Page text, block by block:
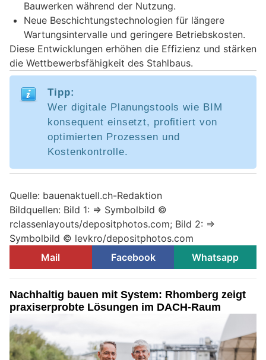
Bauwerken während der Nutzung.
Neue Beschichtungstechnologien für längere
Wartungsintervalle und geringere Betriebskosten.
Diese Entwicklungen erhöhen die Effizienz und stärken
die Wettbewerbsfähigkeit des Stahlbaus.
Tipp:
Wer digitale Planungstools wie BIM
konsequent einsetzt, profitiert von
optimierten Prozessen und
Kostenkontrolle.
Quelle: bauenaktuell.ch-Redaktion
Bildquellen: Bild 1: => Symbolbild ©
rclassenlayouts/depositphotos.com; Bild 2: =>
Symbolbild © levkro/depositphotos.com
Mail
Facebook Whatsapp
Nachhaltig bauen mit System: Rhomberg zeigt
praxiserprobte Lösungen im DACH-Raum